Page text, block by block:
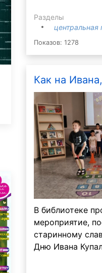
Разделы
центральная
Показов: 1278
Как на
В библиотеке
мероприятие,
старинному
Дню Ивана